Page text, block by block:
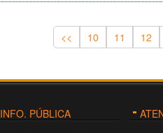
<< 10 11 12
INFO. PÚBLICA